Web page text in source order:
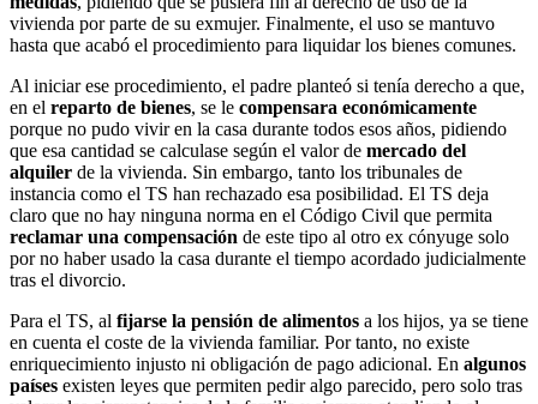
vivienda por parte de su exmujer. Finalmente, el uso se mantuvo
hasta que acabó el procedimiento para liquidar los bienes comunes.
Al iniciar ese procedimiento, el padre planteó si tenía derecho a que,
en el reparto de bienes, se le compensara económicamente
porque no pudo vivir en la casa durante todos esos años, pidiendo
que esa cantidad se calculase según el valor de mercado del
alquiler de la vivienda. Sin embargo, tanto los tribunales de
instancia como el TS han rechazado esa posibilidad. El TS deja
claro que no hay ninguna norma en el Código Civil que permita
reclamar una compensación de este tipo al otro ex cónyuge solo
por no haber usado la casa durante el tiempo acordado judicialmente
tras el divorcio.
Para el TS, al fijarse la pensión de alimentos a los hijos, ya se tiene
en cuenta el coste de la vivienda familiar. Por tanto, no existe
enriquecimiento injusto ni obligación de pago adicional. En algunos
países existen leyes que permiten pedir algo parecido, pero solo tras